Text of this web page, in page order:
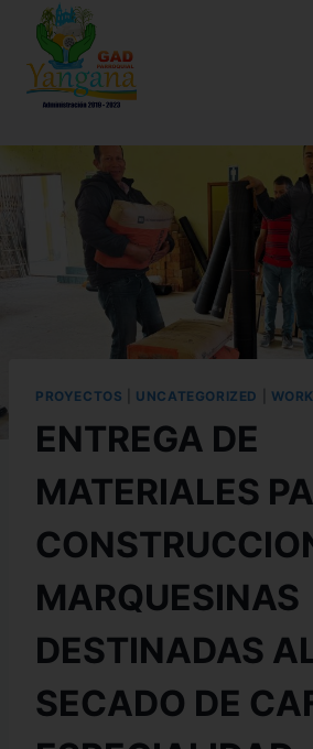
PROYECTOS UNCATEGORIZED WORK
ENTREGA DE
MATERIALES
MARQUESINAS
DESTINADAS
SECADO DE